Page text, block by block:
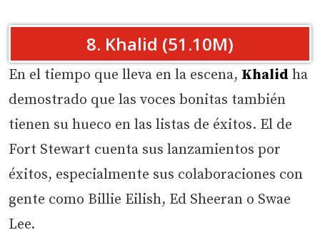
8. Khalid (51.10M)
En el tiempo que lleva en la escena, Khalid ha
demostrado que las voces bonitas también
tienen su hueco en las listas de éxitos. El de
Fort Stewart cuenta sus lanzamientos por
éxitos, especialmente sus colaboraciones con
gente como Billie Eilish, Ed Sheeran o Swae
Lee.